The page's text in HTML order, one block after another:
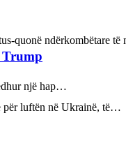
Trump
për luftën në Ukrainë, të…
quonë ndërkombëtare
një hap…